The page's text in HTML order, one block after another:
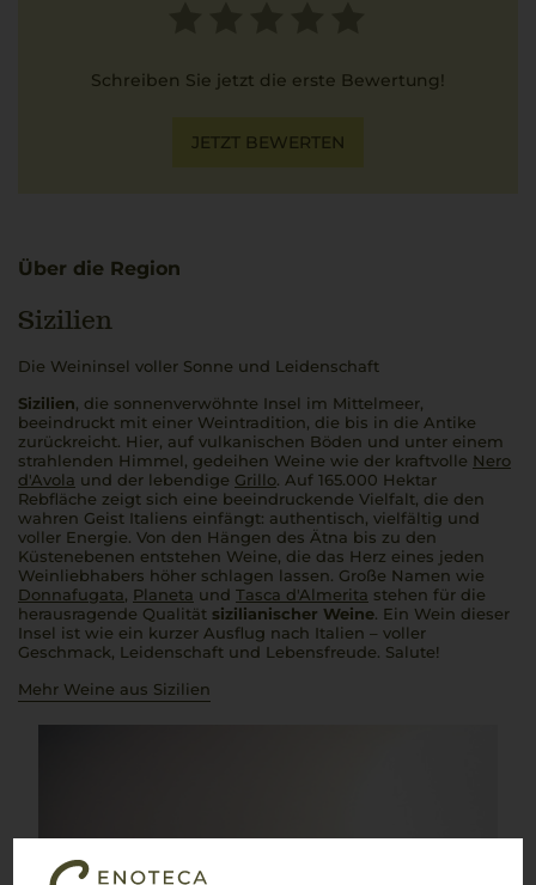
Schreiben Sie jetzt die erste Bewertung!
JETZT BEWERTEN
Über die Region
Sizilien
Die Weininsel voller Sonne und Leidenschaft
Sizilien, die sonnenverwöhnte Insel im Mittelmeer,
beeindruckt mit einer Weintradition, die bis in die Antike
zurückreicht. Hier, auf vulkanischen Böden und unter einem
strahlenden Himmel, gedeihen Weine wie der kraftvolle Nero
d'Avola und der lebendige Grillo. Auf 165.000 Hektar
Rebfläche zeigt sich eine beeindruckende Vielfalt, die den
wahren Geist Italiens einfängt: authentisch, vielfältig und
voller Energie. Von den Hängen des Ätna bis zu den
Küstenebenen entstehen Weine, die das Herz eines jeden
Weinliebhabers höher schlagen lassen. Große Namen wie
Donnafugata, Planeta und Tasca d'Almerita stehen für die
herausragende Qualität sizilianischer Weine. Ein Wein dieser
Insel ist wie ein kurzer Ausflug nach Italien – voller
Geschmack, Leidenschaft und Lebensfreude. Salute!
Mehr Weine aus Sizilien